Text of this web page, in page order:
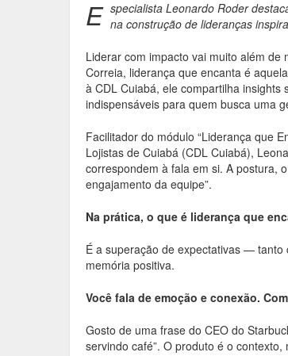
e
b
o
o
k
itt
er
ai
l
ar
e
E specialista Leonardo Roder
na construção de lideranças
Liderar com impacto vai muito além
Correia, liderança que encanta é
à CDL Cuiabá, ele compartilha
indispensáveis para quem busca uma
Facilitador do módulo “Liderança que
Lojistas de Cuiabá (CDL Cuiabá),
correspondem à fala em si. A postura,
engajamento da equipe”.
Na prática, o que é liderança que
É a superação de expectativas —
memória positiva.
Você fala de emoção e conexão.
Gosto de uma frase do CEO do
servindo café”. O produto é o